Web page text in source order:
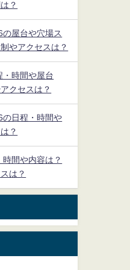
？
屋台や穴場ス
やアクセスは？
・時間や屋台
クセスは？
の日程・時間や
？
間や内容は？
は？